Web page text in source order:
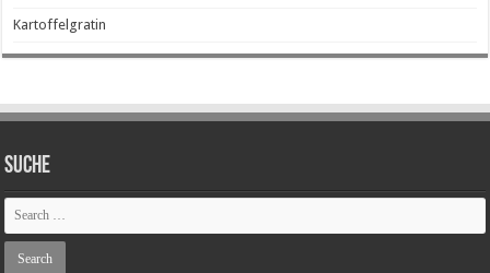
Kartoffelgratin
SUCHE